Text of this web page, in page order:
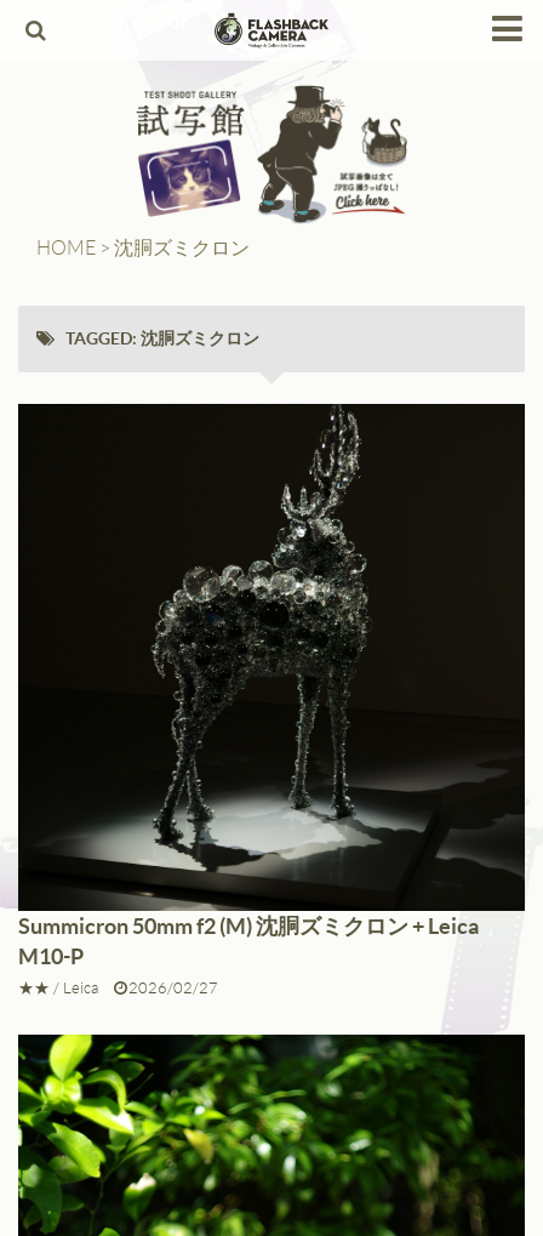
Leica Copies
Angenieux
Schneider
Zeiss
Zunow
Other
ALL
HOME > 沈胴ズミクロン
TAGGED: 沈胴ズミクロン
Summicron 50mm f2 (M) 沈胴ズミクロン + Leica
M10-P
★★ / Leica 2026/02/27